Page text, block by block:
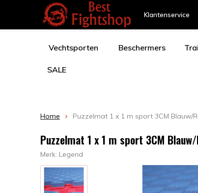
Klantenservice
Vechtsporten Beschermers
SALE
Home Puzzelmat 1 x 1 m sport 3CM
Puzzelmat 1 x 1 m sport 3CM
Merk: Legend